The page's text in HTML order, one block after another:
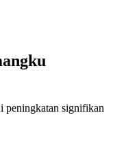
peningkatan signifikan